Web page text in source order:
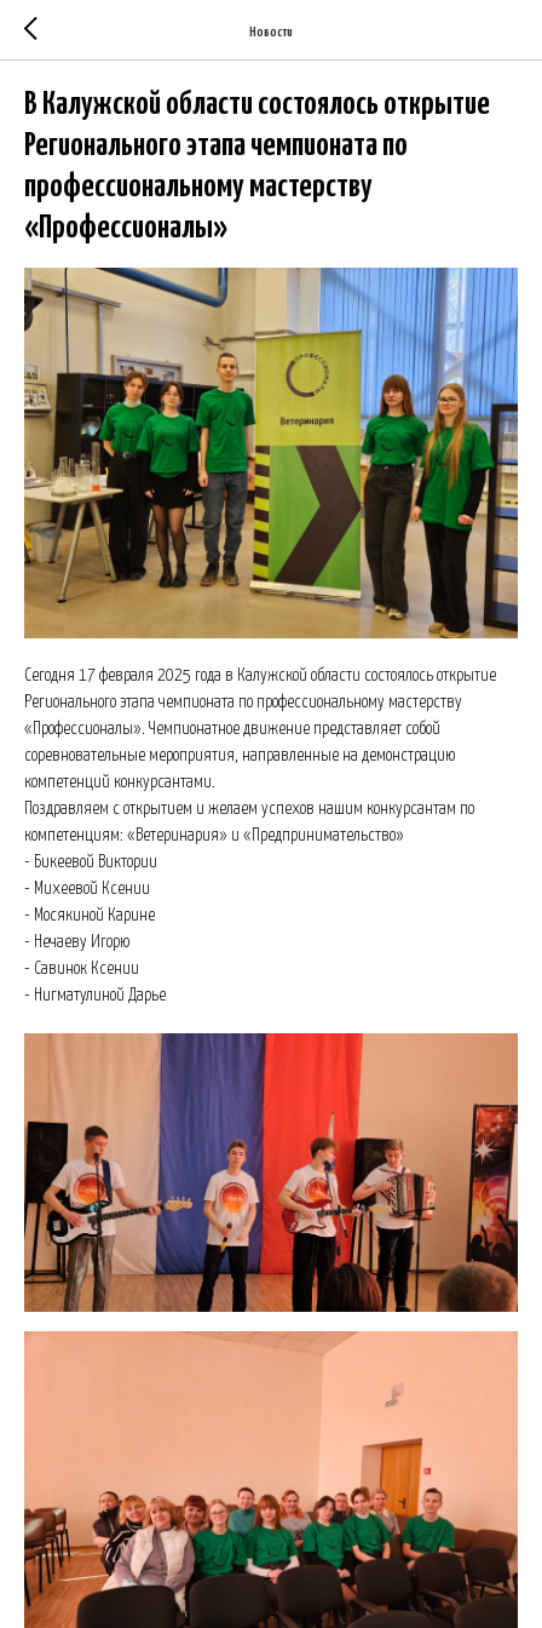
Новости
В Калужской области состоялось открытие
Регионального этапа чемпионата по
профессиональному мастерству
«Профессионалы»
Сегодня 17 февраля 2025 года в Калужской области состоялось открытие
Регионального этапа чемпионата по профессиональному мастерству
«Профессионалы». Чемпионатное движение представляет собой
соревновательные мероприятия, направленные на демонстрацию
компетенций конкурсантами.
Поздравляем с открытием и желаем успехов нашим конкурсантам по
компетенциям: «Ветеринария» и «Предпринимательство»
- Бикеевой Виктории
- Михеевой Ксении
- Мосякиной Карине
- Нечаеву Игорю
- Савинок Ксении
- Нигматулиной Дарье